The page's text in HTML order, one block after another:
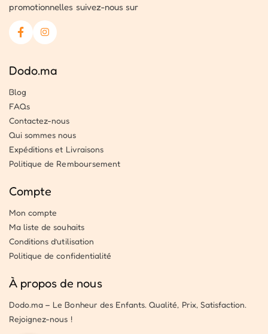
promotionnelles suivez-nous sur
Dodo.ma
Blog
FAQs
Contactez-nous
Qui sommes nous
Expéditions et Livraisons
Politique de Remboursement
Compte
Mon compte
Ma liste de souhaits
Conditions d’utilisation
Politique de confidentialité
À propos de nous
Dodo.ma – Le Bonheur des Enfants. Qualité, Prix, Satisfaction.
Rejoignez-nous !